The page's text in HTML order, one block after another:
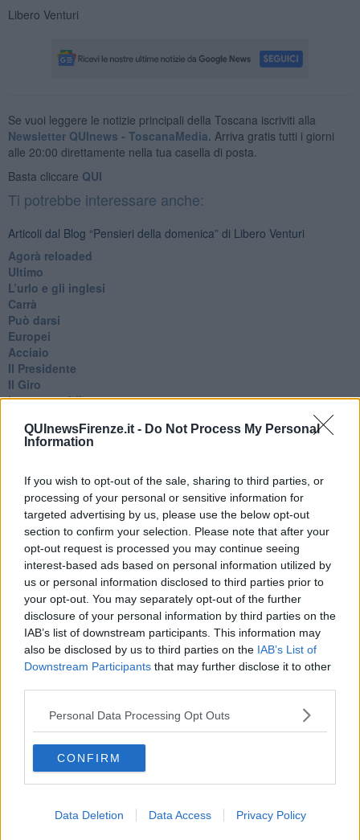
QUInewsFirenze.it - Do Not Process My Personal
Information
If you wish to opt-out of the sale, sharing to third parties, or
processing of your personal or sensitive information for
targeted advertising by us, please use the below opt-out
section to confirm your selection. Please note that after your
opt-out request is processed you may continue seeing
interest-based ads based on personal information utilized by
us or personal information disclosed to third parties prior to
your opt-out. You may separately opt-out of the further
disclosure of your personal information by third parties on the
IAB’s list of downstream participants. This information may
also be disclosed by us to third parties on the IAB’s List of
Downstream Participants that may further disclose it to other
Personal Data Processing Opt Outs
CONFIRM
Data Deletion Data Access Privacy Policy
Libero Venturi
Se vuoi leggere le notizie principali della Toscana iscriviti alla
Newsletter QUInews - ToscanaMedia. Arriva gratis tutti i giorni
alle 20:00 direttamente nella tua casella di posta.
Basta cliccare QUI
Ti potrebbe interessare anche:
Articoli dal Blog “Pensieri della domenica” di Libero Venturi
​Agorà reloaded
Ultimo
​L’urlo e gli inglesi
Carrà
Può darsi
Europei
Acciaio
Il Presidente
​Il Giro
Insopportabile
Luana
​Ci vuole Fedez
​Liberazione
Esternazioni
Vaxzevria
Nazionali
​Ricorrenze e celebrazioni
Marte
​Crapa pelada
​I soliti noti
Arie
​Vaccine Easing
No profit
Dragonheart
Con-ter?
​Con-te
L'amico
​L’anno del vaccino
Giulio Regeni
​Il rosario
Paolo Rossi